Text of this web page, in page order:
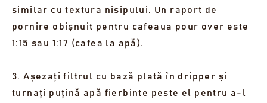
similar cu textura nisipului. Un raport de
pornire obișnuit pentru cafeaua pour over este
1:15 sau 1:17 (cafea la apă).
3. Așezați filtrul cu bază plată în dripper și
turnați puțină apă fierbinte peste el pentru a-l